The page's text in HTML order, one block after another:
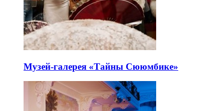
Музей-галерея «Тайны Сююмбике»